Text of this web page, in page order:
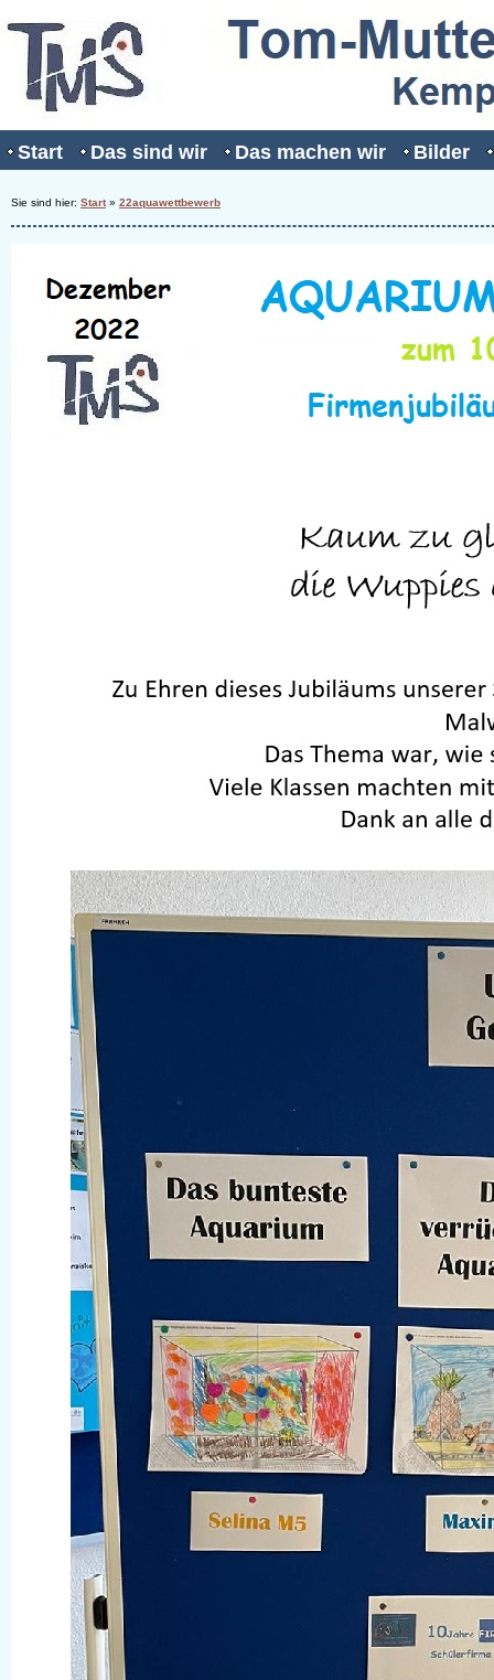
Start Das sind wir Das machen wir Bilder
Sie sind hier: Start» 22aquawettbewerb